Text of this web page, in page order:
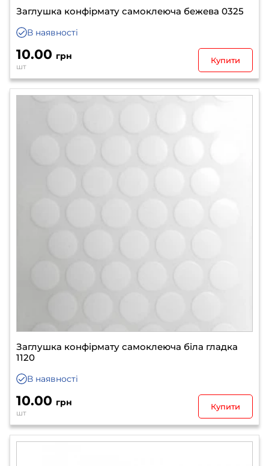
Заглушка конфірмату самоклеюча бежева 0325
В наявності
10.00 грн
шт
Купити
Заглушка конфірмату самоклеюча біла гладка
1120
В наявності
10.00 грн
шт
Купити